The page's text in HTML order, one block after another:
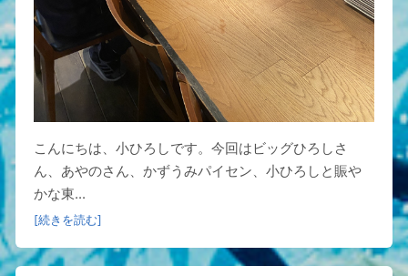
こんにちは、小ひろしです。今回はビッグひろしさ
ん、あやのさん、かずうみパイセン、小ひろしと賑や
かな東...
[続きを読む]